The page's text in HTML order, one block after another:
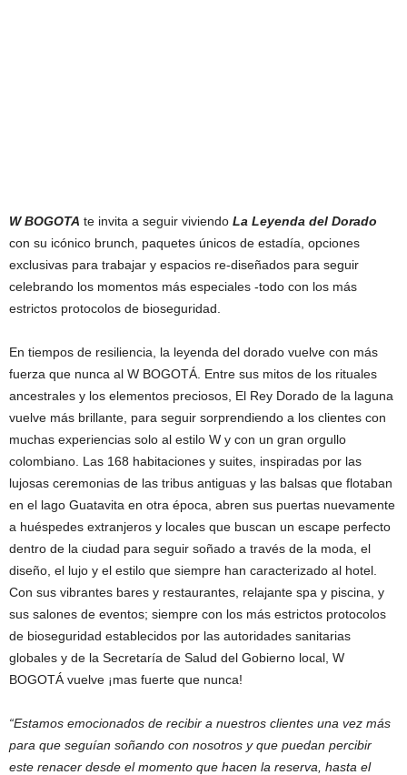
W BOGOTA te invita a seguir viviendo La Leyenda del Dorado
con su icónico brunch, paquetes únicos de estadía, opciones
exclusivas para trabajar y espacios re-diseñados para seguir
celebrando los momentos más especiales -todo con los más
estrictos protocolos de bioseguridad.
En tiempos de resiliencia, la leyenda del dorado vuelve con más
fuerza que nunca al W BOGOTÁ. Entre sus mitos de los rituales
ancestrales y los elementos preciosos, El Rey Dorado de la laguna
vuelve más brillante, para seguir sorprendiendo a los clientes con
muchas experiencias solo al estilo W y con un gran orgullo
colombiano. Las 168 habitaciones y suites, inspiradas por las
lujosas ceremonias de las tribus antiguas y las balsas que flotaban
en el lago Guatavita en otra época, abren sus puertas nuevamente
a huéspedes extranjeros y locales que buscan un escape perfecto
dentro de la ciudad para seguir soñado a través de la moda, el
diseño, el lujo y el estilo que siempre han caracterizado al hotel.
Con sus vibrantes bares y restaurantes, relajante spa y piscina, y
sus salones de eventos; siempre con los más estrictos protocolos
de bioseguridad establecidos por las autoridades sanitarias
globales y de la Secretaría de Salud del Gobierno local, W
BOGOTÁ vuelve ¡mas fuerte que nunca!
“Estamos emocionados de recibir a nuestros clientes una vez más
para que seguían soñando con nosotros y que puedan percibir
este renacer desde el momento que hacen la reserva, hasta el